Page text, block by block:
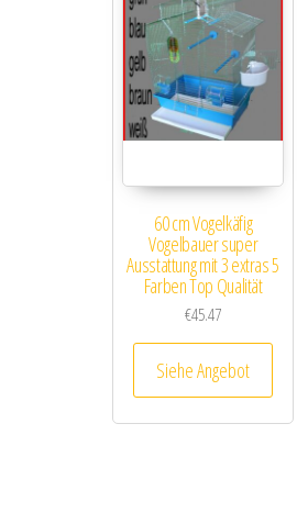
60 cm Vogelkäfig
Vogelbauer super
Ausstattung mit 3 extras 5
Farben Top Qualität
€45.47
Siehe Angebot